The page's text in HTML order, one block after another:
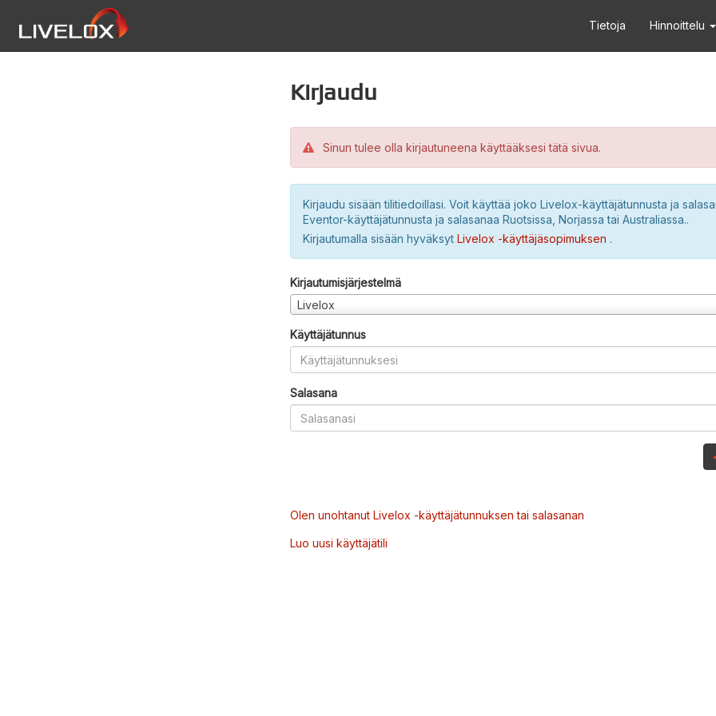
Tietoja Hinnoittelu
Kirjaudu
Sinun tulee olla kirjautuneena käyttääksesi tätä sivua.
Kirjaudu sisään tilitiedoillasi. Voit käyttää joko Livelox-käyttäjätunnusta ja
Eventor-käyttäjätunnusta ja salasanaa Ruotsissa, Norjassa tai Australiassa..
Kirjautumalla sisään hyväksyt Livelox -käyttäjäsopimuksen .
Kirjautumisjärjestelmä
Livelox
Käyttäjätunnus
Salasana
Olen unohtanut Livelox -käyttäjätunnuksen tai salasanan
Luo uusi käyttäjätili